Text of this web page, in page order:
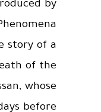
by
story of a
of the
whose
before